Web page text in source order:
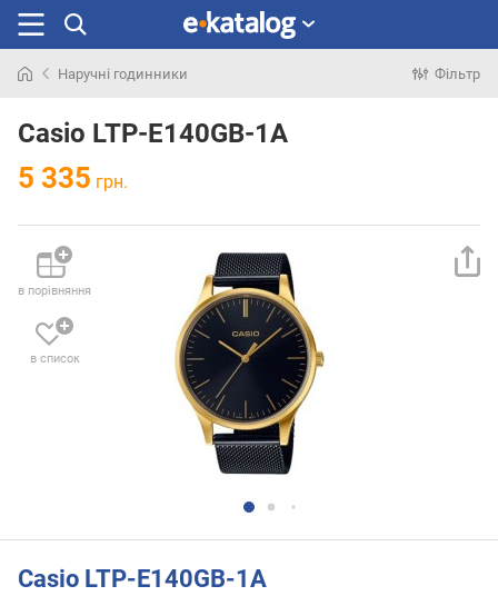
раніше
Наручні годинники Фільтр
Casio LTP-E140GB-1A
5 335 грн.
в порівняння
в список
Casio LTP-E140GB-1A